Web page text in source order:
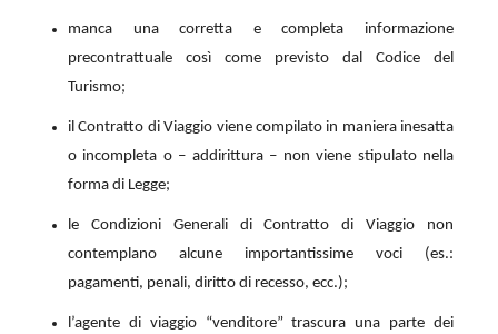
manca una corretta e completa informazione
precontrattuale così come previsto dal Codice del
Turismo;
il Contratto di Viaggio viene compilato in maniera inesatta
o incompleta o – addirittura – non viene stipulato nella
forma di Legge;
le Condizioni Generali di Contratto di Viaggio non
contemplano alcune importantissime voci (es.:
pagamenti, penali, diritto di recesso, ecc.);
l’agente di viaggio “venditore” trascura una parte dei